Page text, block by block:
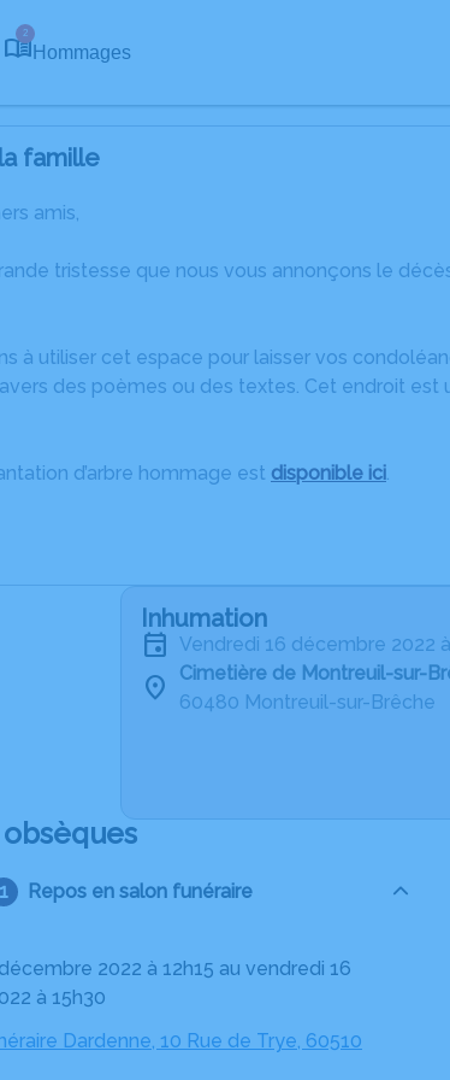
2
Hommages
famille
amis,
tristesse que nous vous annonçons le
à utiliser cet espace pour laisser vos
des poèmes ou des textes. Cet endroit est
d’arbre hommage est disponible ici.
Inhumation
vendredi 16 décembre 2022
Cimetière de Montreuil-sur-
60480 Montreuil-sur-Brêche
obsèques
Repos en salon funéraire
à 15h30
Dardenne, 10 Rue de Trye, 60510